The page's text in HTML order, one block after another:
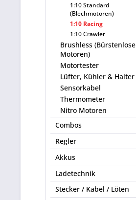
1:10 Standard
(Blechmotoren)
1:10 Racing
1:10 Crawler
Brushless (Bürstenlose
Motoren)
Motortester
Lüfter, Kühler & Halter
Sensorkabel
Thermometer
Nitro Motoren
Combos
Regler
Akkus
Ladetechnik
Stecker / Kabel / Löten